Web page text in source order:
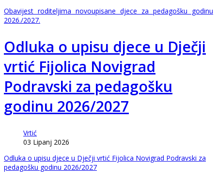
Obavijest roditeljima novoupisane djece za pedagošku godinu
2026./2027.
Odluka o upisu djece u Dječji
vrtić Fijolica Novigrad
Podravski za pedagošku
godinu 2026/2027
Vrtić
03 Lipanj 2026
Odluka o upisu djece u Dječji vrtić Fijolica Novigrad Podravski za
pedagošku godinu 2026/2027